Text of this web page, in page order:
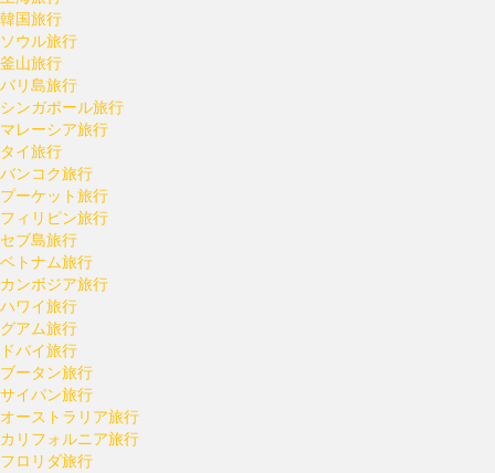
韓国旅行
ソウル旅行
釜山旅行
バリ島旅行
シンガポール旅行
マレーシア旅行
タイ旅行
バンコク旅行
プーケット旅行
フィリピン旅行
セブ島旅行
ベトナム旅行
カンボジア旅行
ハワイ旅行
グアム旅行
ドバイ旅行
ブータン旅行
サイパン旅行
オーストラリア旅行
カリフォルニア旅行
フロリダ旅行